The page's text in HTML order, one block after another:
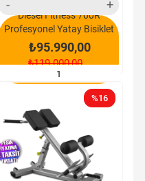
Diesel Fitness 700R
Profesyonel Yatay Bisiklet
₺95.990,00
₺119.000,00
SEPETE EKLE
%16
yeni
ürün